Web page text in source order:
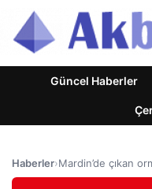
Güncel Haberler
Haberler›Mardin’de çıkan